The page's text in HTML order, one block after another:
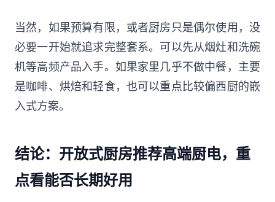
当然，如果预算有限，或者厨房只是偶尔使用，没
必要一开始就追求完整套系。可以先从烟灶和洗碗
机等高频产品入手。如果家里几乎不做中餐，主要
是咖啡、烘焙和轻食，也可以重点比较偏西厨的嵌
入式方案。
结论：开放式厨房推荐高端厨电，重
点看能否长期好用